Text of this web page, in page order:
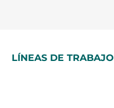
LÍNEAS DE TRABAJO